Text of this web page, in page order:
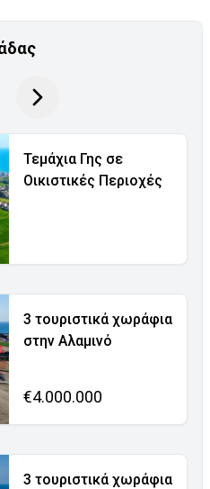
Τεμάχια Γης σε
Οικιστικές Περιοχές
3 τουριστικά χωράφια
στην Αλαμινό
€4.000.000
3 τουριστικά χωράφια